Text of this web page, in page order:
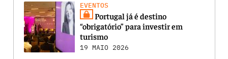
EVENTOS
Portugal já é destino
“obrigatório” para investir em
turismo
19 MAIO 2026